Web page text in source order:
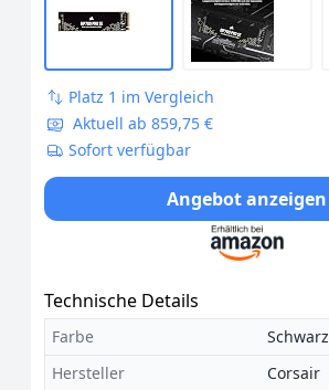
Platz 1 im Vergleich
Aktuell ab 859,75 €
Sofort verfügbar
Angebot anzeigen
Technische Details
Farbe
Schwarz
Hersteller
Corsair